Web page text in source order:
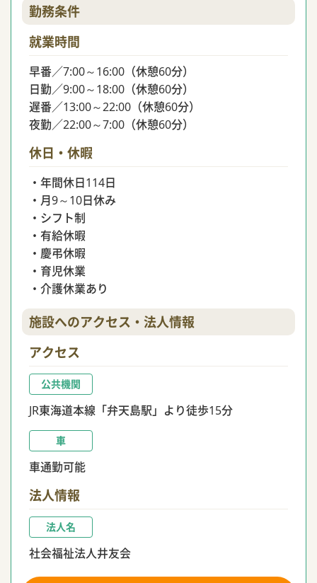
勤務条件
就業時間
早番／7:00～16:00（休憩60分）
日勤／9:00～18:00（休憩60分）
遅番／13:00～22:00（休憩60分）
夜勤／22:00～7:00（休憩60分）
休日・休暇
・年間休日114日
・月9～10日休み
・シフト制
・有給休暇
・慶弔休暇
・育児休業
・介護休業あり
施設へのアクセス・法人情報
アクセス
公共機関
JR東海道本線「弁天島駅」より徒歩15分
車
車通勤可能
法人情報
法人名
社会福祉法人井友会